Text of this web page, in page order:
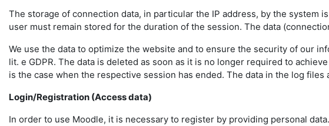
The storage of connection data, in particular the IP address, by the system
user must remain stored for the duration of the session. The data
We use the data to optimize the website and to ensure the security of our
lit. e GDPR. The data is deleted as soon as it is no longer required to
is the case when the respective session has ended. The data in the log
Login/Registration (Access data)
In order to use Moodle, it is necessary to register by providing personal